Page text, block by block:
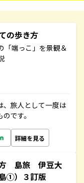
の歩き方
「端っこ」を景観＆
、旅人として一度は
です。
詳細を見る
島旅 伊豆大
①）３訂版